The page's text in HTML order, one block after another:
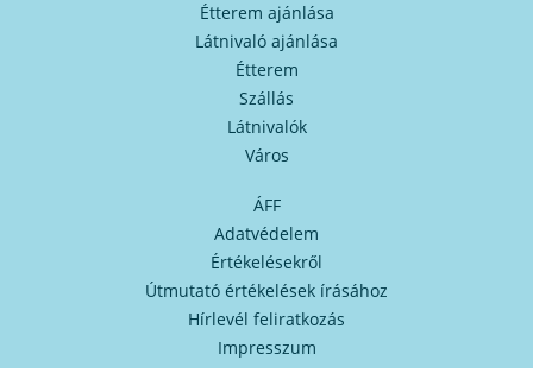
Étterem ajánlása
Látnivaló ajánlása
Étterem
Szállás
Látnivalók
Város
ÁFF
Adatvédelem
Értékelésekről
Útmutató értékelések írásához
Hírlevél feliratkozás
Impresszum